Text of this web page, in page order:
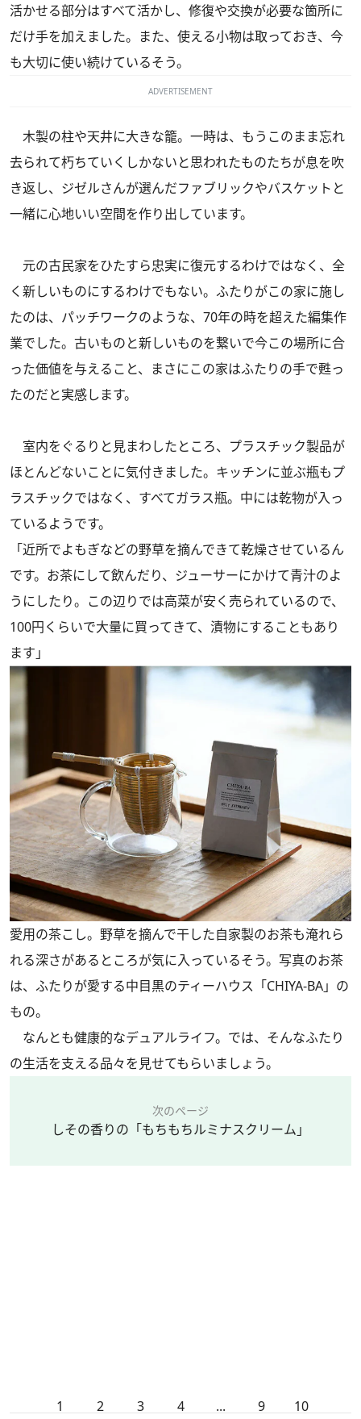
活かせる部分はすべて活かし、修復や交換が必要な箇所に
だけ手を加えました。また、使える小物は取っておき、今
も大切に使い続けているそう。
ADVERTISEMENT
木製の柱や天井に大きな籠。一時は、もうこのまま忘れ
去られて朽ちていくしかないと思われたものたちが息を吹
き返し、ジゼルさんが選んだファブリックやバスケットと
一緒に心地いい空間を作り出しています。
元の古民家をひたすら忠実に復元するわけではなく、全
く新しいものにするわけでもない。ふたりがこの家に施し
たのは、パッチワークのような、70年の時を超えた編集作
業でした。古いものと新しいものを繋いで今この場所に合
った価値を与えること、まさにこの家はふたりの手で甦っ
たのだと実感します。
室内をぐるりと見まわしたところ、プラスチック製品が
ほとんどないことに気付きました。キッチンに並ぶ瓶もプ
ラスチックではなく、すべてガラス瓶。中には乾物が入っ
ているようです。
「近所でよもぎなどの野草を摘んできて乾燥させているん
です。お茶にして飲んだり、ジューサーにかけて青汁のよ
うにしたり。この辺りでは高菜が安く売られているので、
100円くらいで大量に買ってきて、漬物にすることもあり
ます」
愛用の茶こし。野草を摘んで干した自家製のお茶も淹れら
れる深さがあるところが気に入っているそう。写真のお茶
は、ふたりが愛する中目黒のティーハウス「CHIYA-BA」の
もの。
なんとも健康的なデュアルライフ。では、そんなふたり
の生活を支える品々を見せてもらいましょう。
次のページ
しその香りの「もちもちルミナスクリーム」
1 2 3 4 ... 9 10